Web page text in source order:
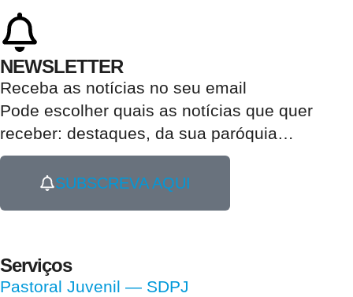
NEWSLETTER
Receba as notícias no seu email​
Pode escolher quais as notícias que quer
receber: destaques, da sua paróquia…
SUBSCREVA AQUI
Serviços
Pastoral Juvenil — SDPJ